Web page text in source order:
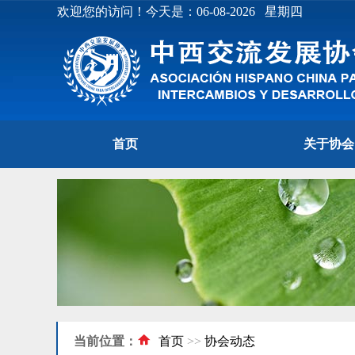
欢迎您的访问！今天是：06-08-2026 星期四
首页 关于协会
当前位置： 首页 >> 协会动态